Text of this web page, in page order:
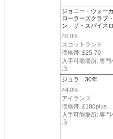
ジョニー・ウォー
ローラーズクラブ
ン ザ・スパイス
40.0%
スコットランド
価格帯: £25-70
入手可能場所: 専門
店
ジュラ 30年
44.0%
アイランズ
価格帯: £180plus
入手可能場所: 専門
店